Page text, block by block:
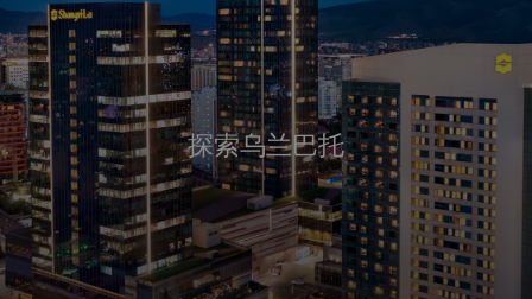
探索乌兰巴托